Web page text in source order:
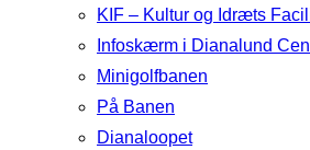
KIF – Kultur og Idræts
Infoskærm i Dianalund
Minigolfbanen
På Banen
Dianaloopet